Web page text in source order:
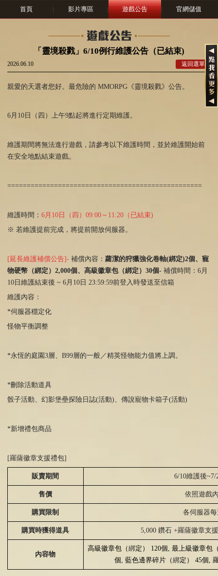
首頁 | 影片專區 | 遊戲公告 | 官網儲值
「靈境殺戮」6/10例行維護公告（已結束)
2026.06.10 返回選單
親愛的天選者您好。最危險的 MMORPG《靈境殺戮》公告。
6月 10日（四）上午9點起將進行定期維護。
維護期間將無法進行遊戲，請參考以下維護時間，並於維護開始前
在安全地點結束遊戲。
==================================================
維護時間： 6月 10日（四） 09:00～ 11:20（已結束)
※ 若維護提前完成，將提前開放伺服器。
[延長維護補償公告]- 補償內容： 蘿潔的狩獵強化卷軸(綁定)2個、寵
物硬幣（綁定）2,000個、高級徽章包（綁定）30個-補償時間：6月
10日維護結束後 ~ 6月10日 23:59:59前登入時發送至信箱
維護內容：
*伺服器穩定化
怪物平衡調整
*永恆的庭園3層、 B99層的一般／精英怪物能力值將上調。
*刪除活動道具
骰子活動、幻影堡壘探險日誌(活動) 、傳說寵物卡箱子(活動)
*新增禮包商品
[羅薩徽章支援禮包]
販賣期間 6/10維護後~7/
售價 依照遊戲
購買限制 各伺服器
購買時獲得道具 5,000 鑽石 +羅薩徽章支
內容物
高級徽章包（綁定） 120個 ,最上級徽章包
個 藍色邊界碎片（綁定） 45個